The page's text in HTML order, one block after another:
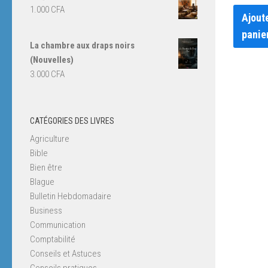
1.000 CFA
La chambre aux draps noirs
(Nouvelles)
3.000 CFA
CATÉGORIES DES LIVRES
Agriculture
Bible
Bien être
Blague
Bulletin Hebdomadaire
Business
Communication
Comptabilité
Conseils et Astuces